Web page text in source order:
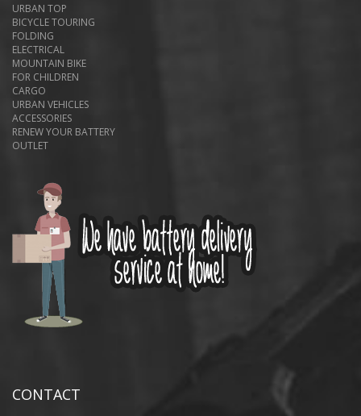
URBAN TOP
BICYCLE TOURING
FOLDING
ELECTRICAL
MOUNTAIN BIKE
FOR CHILDREN
CARGO
URBAN VEHICLES
ACCESSORIES
RENEW YOUR BATTERY
OUTLET
CONTACT